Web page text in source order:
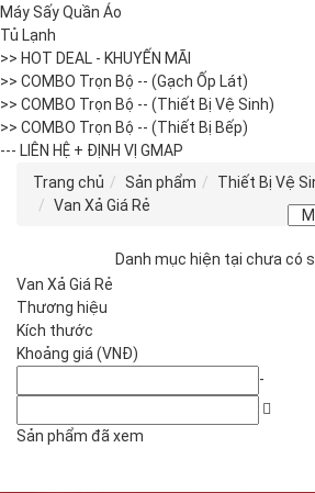
Máy Sấy Quần Áo
Tủ Lạnh
>> HOT DEAL - KHUYẾN MÃI
>> COMBO Trọn Bộ -- (Gạch Ốp Lát)
>> COMBO Trọn Bộ -- (Thiết Bị Vệ Sinh)
>> COMBO Trọn Bộ -- (Thiết Bị Bếp)
--- LIÊN HỆ + ĐỊNH VỊ GMAP
Trang chủ
Sản phẩm Thiết Bị Vệ
Van Xả Giá Rẻ
Danh mục hiện tại chưa có
Van Xả Giá Rẻ
Thương hiệu
Kích thước
Khoảng giá (VNĐ)
-
Sản phẩm đã xem